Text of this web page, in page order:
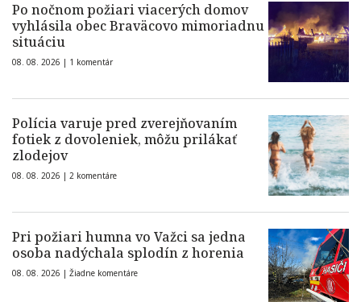
Po nočnom požiari viacerých domov
vyhlásila obec Braväcovo mimoriadnu
situáciu
08. 08. 2026 | 1 komentár
Polícia varuje pred zverejňovaním
fotiek z dovoleniek, môžu prilákať
zlodejov
08. 08. 2026 | 2 komentáre
Pri požiari humna vo Važci sa jedna
osoba nadýchala splodín z horenia
08. 08. 2026 | Žiadne komentáre